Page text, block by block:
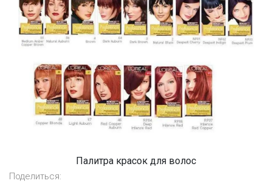
Палитра красок для волос
Поделиться: